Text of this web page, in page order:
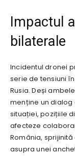
Impactul
bilaterale
Incidentul dronei
serie de tensiuni
Rusia. Deși
menține un
situației, pozițiile
afecteze
România,
asupra unei